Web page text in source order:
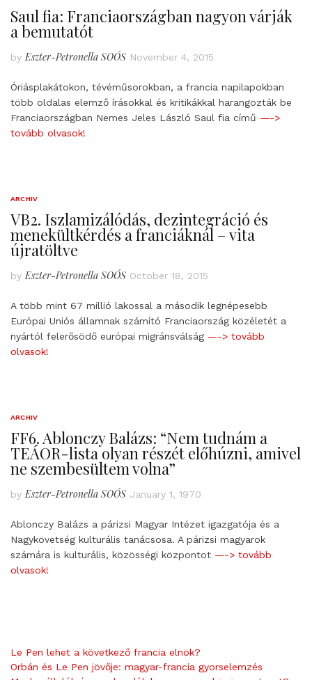
Saul fia: Franciaországban nagyon várják
a bemutatót
by Eszter-Petronella SOÓS November 4, 2015
Óriásplakátokon, tévéműsorokban, a francia napilapokban
több oldalas elemző írásokkal és kritikákkal harangozták be
Franciaországban Nemes Jeles László Saul fia című —->
tovább olvasok!
ARCHIV
VB2. Iszlamizálódás, dezintegráció és
menekültkérdés a franciáknál – vita
újratöltve
by Eszter-Petronella SOÓS October 18, 2015
A több mint 67 millió lakossal a második legnépesebb
Európai Uniós államnak számító Franciaország közéletét a
nyártól felerősödő európai migránsválság —-> tovább
olvasok!
ARCHIV
FF6. Ablonczy Balázs: “Nem tudnám a
TEÁOR-lista olyan részét előhúzni, amivel
ne szembesültem volna”
by Eszter-Petronella SOÓS January 1, 1970
Ablonczy Balázs a párizsi Magyar Intézet igazgatója és a
Nagykövetség kulturális tanácsosa. A párizsi magyarok
számára is kulturális, közösségi központot —-> tovább
olvasok!
Le Pen lehet a következő francia elnök?
Orbán és Le Pen jövője: magyar-francia gyorselemzés